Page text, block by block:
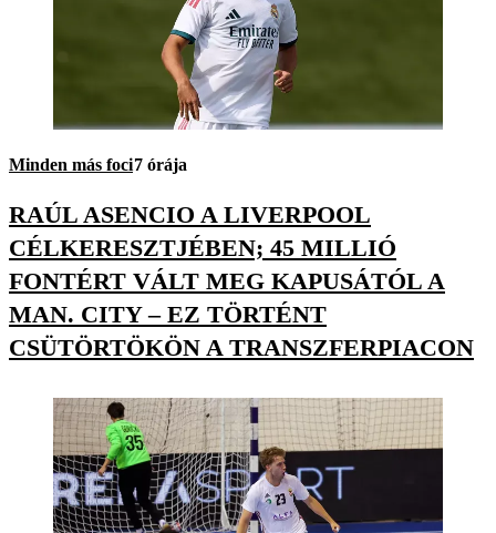
Minden más foci7 órája
RAÚL ASENCIO A LIVERPOOL
CÉLKERESZTJÉBEN; 45 MILLIÓ
FONTÉRT VÁLT MEG KAPUSÁTÓL A
MAN. CITY – EZ TÖRTÉNT
CSÜTÖRTÖKÖN A TRANSZFERPIACON